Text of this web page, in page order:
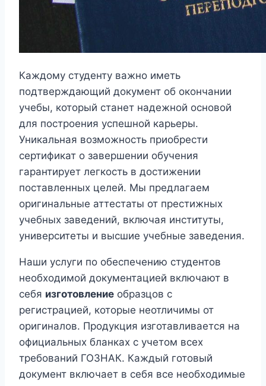
Каждому студенту важно иметь
подтверждающий документ об окончании
учебы, который станет надежной основой
для построения успешной карьеры.
Уникальная возможность приобрести
сертификат о завершении обучения
гарантирует легкость в достижении
поставленных целей. Мы предлагаем
оригинальные аттестаты от престижных
учебных заведений, включая институты,
университеты и высшие учебные заведения.
Наши услуги по обеспечению студентов
необходимой документацией включают в
себя изготовление образцов с
регистрацией, которые неотличимы от
оригиналов. Продукция изготавливается на
официальных бланках с учетом всех
требований ГОЗНАК. Каждый готовый
документ включает в себя все необходимые